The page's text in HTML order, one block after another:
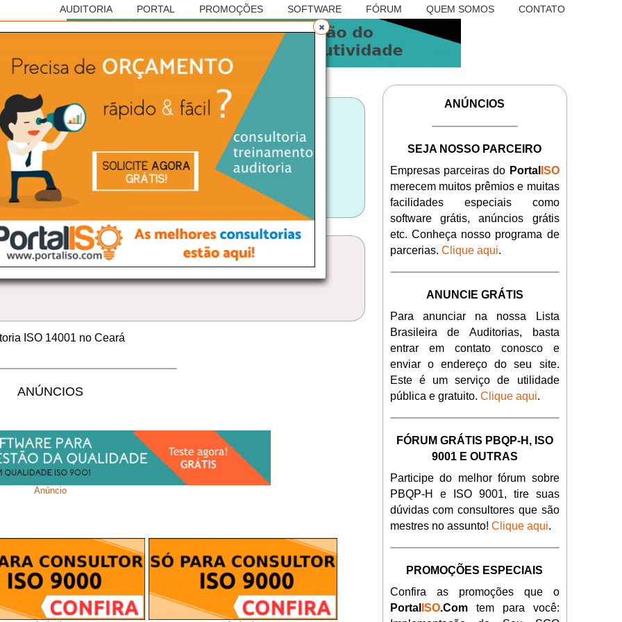
AUDITORIA PORTAL PROMOÇÕES SOFTWARE FÓRUM QUEM SOMOS CONTATO
Anúncio
DE AUDITORIAS
ISO 14001
ANÚNCIOS
SEJA NOSSO PARCEIRO
Empresas parceiras do PortalISO
merecem muitos prêmios e muitas
facilidades especiais como
software grátis, anúncios grátis
etc. Conheça nosso programa de
parcerias. Clique aqui.
ANUNCIE GRÁTIS
Para anunciar na nossa Lista
Brasileira de Auditorias, basta
entrar em contato conosco e
enviar o endereço do seu site.
Este é um serviço de utilidade
pública e gratuito. Clique aqui.
FÓRUM GRÁTIS PBQP-H, ISO
9001 E OUTRAS
Participe do melhor fórum sobre
PBQP-H e ISO 9001, tire suas
dúvidas com consultores que são
mestres no assunto! Clique aqui.
PROMOÇÕES ESPECIAIS
Confira as promoções que o
PortalISO.Comtem para você:
cidade de:
ISO 14001 no Ceará
ANÚNCIOS
Anúncio